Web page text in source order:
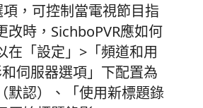
項，可控制當電視節目指
改時，SichboPVR應如何
在「設定」>「頻道和用
伺服器選項」下配置為
默認）、「使用新標題錄